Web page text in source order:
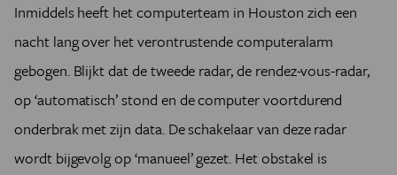
Inmiddels heeft het computerteam in Houston zich een
nacht lang over het verontrustende computeralarm
gebogen. Blijkt dat de tweede radar, de rendez-vous-radar,
op ‘automatisch’ stond en de computer voortdurend
onderbrak met zijn data. De schakelaar van deze radar
wordt bijgevolg op ‘manueel’ gezet. Het obstakel is